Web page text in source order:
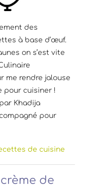
des
à base d’œuf.
on s’est vite
me rendre jalouse
pour cuisiner !
Khadija
pour
de cuisine
de